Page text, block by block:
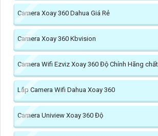
Camera Xoay 360 Dahua Giá Rẻ
Camera Xoay 360 Kbvision
Camera Wifi Ezviz Xoay 360 Độ Chính Hãng
Lắp Camera Wifi Dahua Xoay 360
Camera Uniview Xoay 360 Độ